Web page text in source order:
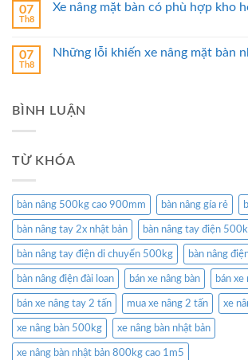
07
Th8
Xe nâng mặt bàn có phù hợp kho
07
Th8
Những lỗi khiến xe nâng mặt bàn
BÌNH LUẬN
TỪ KHÓA
bàn nâng 500kg cao 900mm bàn nâng gía rẻ
bàn nâng tay 2x nhật bản bàn nâng tay điện
bàn nâng tay điện di chuyển 500kg bàn nâng
bàn nâng điện đài loan bán xe nâng bàn bán xe
bán xe nâng tay 2 tấn mua xe nâng 2 tấn xe
xe nâng bàn 500kg xe nâng bàn nhật bản
xe nâng bàn nhật bản 800kg cao 1m5